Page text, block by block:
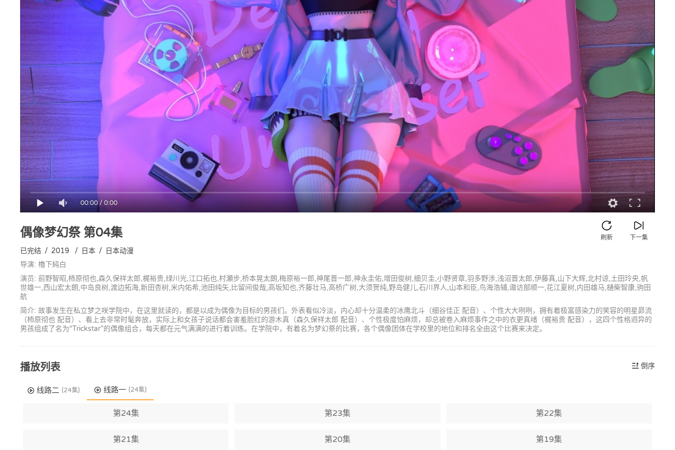
00:00/0:00
偶像梦幻祭第04集 下一集
刷新
已完结 / 2019 / 日本 / 日本动漫
导演: 櫓下純白
演员: 前野智昭,柿原彻也,森久保祥太郎,梶裕贵,绿川光,江口拓也,村瀬步,桥本晃太朗,梅原裕一郎,神尾晋一郎,神永圭佑,增田俊树,细贝圭,小野贤章,羽多野涉,浅沼晋太郎,伊藤真,山下大辉,北村谅,土田玲央,帆
世雄一,西山宏太朗,中岛良树,渡边拓海,新田杏树,米内佑希,池田纯矢,比留间俊哉,高坂知也,齐藤壮马,高桥广树,大须贺纯,野岛健儿,石川界人,山本和臣,鸟海浩辅,诹访部顺一,花江夏树,内田雄马,樋柴智康,驹田
航
简介: 故事发生在私立梦之咲学院中，在这里就读的，都是以成为偶像为目标的男孩们。外表看似冷淡，内心却十分温柔的冰鹰北斗（细谷佳正 配音）、个性大大咧咧，拥有着极富感染力的笑容的明星昴流
（柿原彻也 配音）、看上去非常时髦奔放，实际上和女孩子说话都会害羞脸红的游木真（森久保祥太郎 配音）、个性极度怕麻烦，却总被卷入麻烦事件之中的衣更真绪（梶裕贵 配音），这四个性格迥异的
男孩组成了名为“Trickstar”的偶像组合，每天都在元气满满的进行着训练。在学院中，有着名为梦幻祭的比赛，各个偶像团体在学校里的地位和排名全由这个比赛来决定。
播放列表 倒序
线路二 (24集) 线路一 (24集)
第24集 第23集 第22集
第21集 第20集 第19集